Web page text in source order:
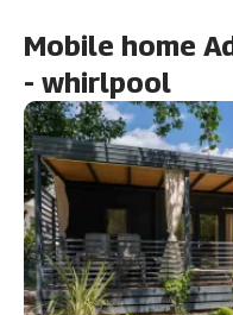
Mobile home
- whirlpool